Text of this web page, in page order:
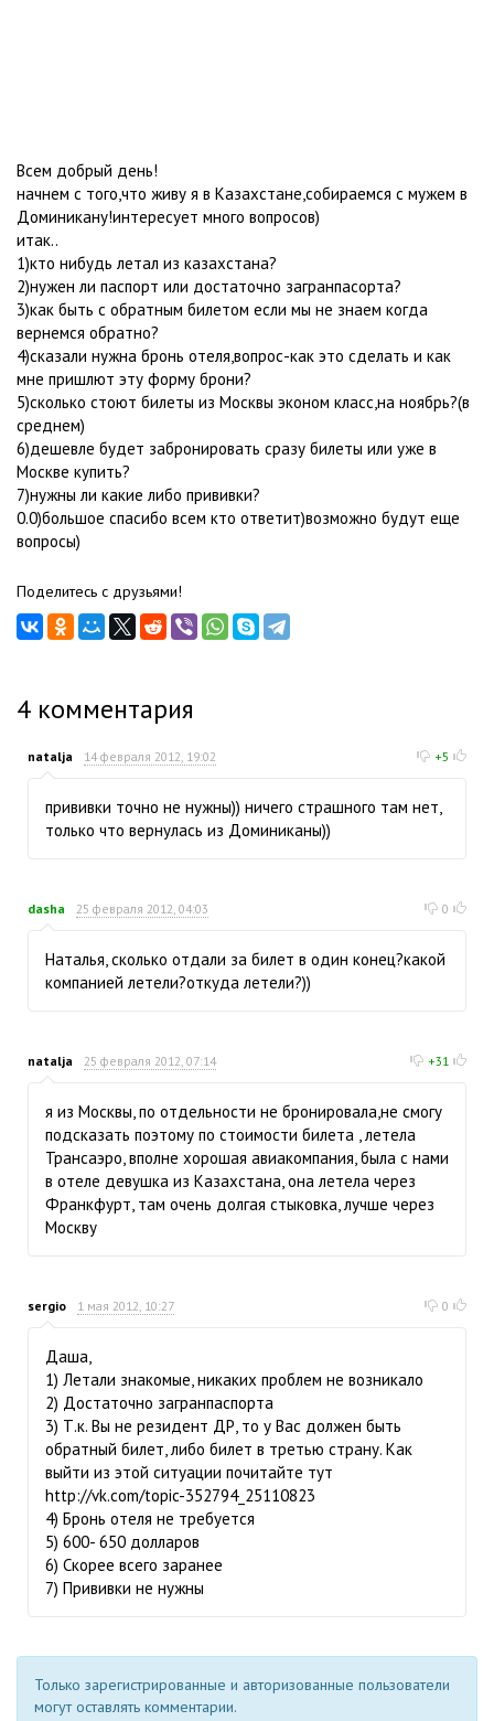
Всем добрый день!
начнем с того,что живу я в Казахстане,собираемся с мужем в
Доминикану!интересует много вопросов)
итак..
1)кто нибудь летал из казахстана?
2)нужен ли паспорт или достаточно загранпасорта?
3)как быть с обратным билетом если мы не знаем когда
вернемся обратно?
4)сказали нужна бронь отеля,вопрос-как это сделать и как
мне пришлют эту форму брони?
5)сколько стоют билеты из Москвы эконом класс,на ноябрь?(в
среднем)
6)дешевле будет забронировать сразу билеты или уже в
Москве купить?
7)нужны ли какие либо прививки?
0.0)большое спасибо всем кто ответит)возможно будут еще
вопросы)
Поделитесь с друзьями!
4 комментария
natalja 14 февраля 2012, 19:02 +5
прививки точно не нужны)) ничего страшного там нет,
только что вернулась из Доминиканы))
dasha 25 февраля 2012, 04:03 0
Наталья, сколько отдали за билет в один конец?какой
компанией летели?откуда летели?))
natalja 25 февраля 2012, 07:14 +31
я из Москвы, по отдельности не бронировала,не смогу
подсказать поэтому по стоимости билета , летела
Трансаэро, вполне хорошая авиакомпания, была с нами
в отеле девушка из Казахстана, она летела через
Франкфурт, там очень долгая стыковка, лучше через
Москву
sergio 1 мая 2012, 10:27 0
Даша,
1) Летали знакомые, никаких проблем не возникало
2) Достаточно загранпаспорта
3) Т.к. Вы не резидент ДР, то у Вас должен быть
обратный билет, либо билет в третью страну. Как
выйти из этой ситуации почитайте тут
http://vk.com/topic-352794_25110823
4) Бронь отеля не требуется
5) 600- 650 долларов
6) Скорее всего заранее
7) Прививки не нужны
Только зарегистрированные и авторизованные пользователи
могут оставлять комментарии.